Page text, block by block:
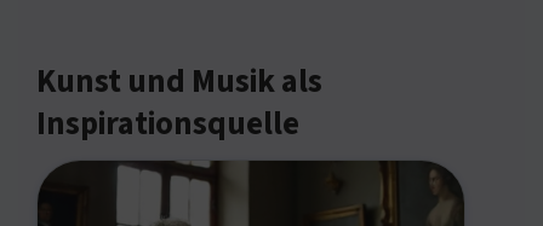
Kunst und Musik als
Inspirationsquelle